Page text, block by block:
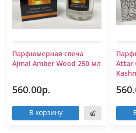
Парфюмерная свеча
Ajmal Amber Wood 250 мл
560.00р.
В корзину
Attar